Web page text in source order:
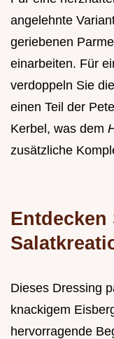
angelehnte
geriebenen
einarbeiten. Für
verdoppeln Sie
einen Teil der
Kerbel, was dem
zusätzliche
Entdecken
Dieses Dressing
knackigem
hervorragende